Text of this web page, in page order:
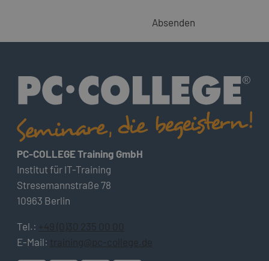
Absenden
PC-COLLEGE Training GmbH
Institut für IT-Training
Stresemannstraße 78
10963 Berlin
Tel.: +49 (0)30 235 00 00
E-Mail: training@pc-college.de